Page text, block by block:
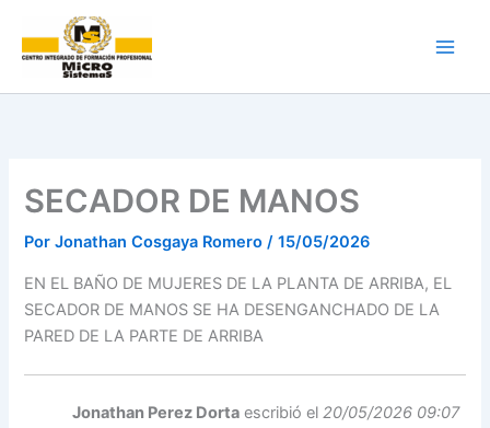
contenido
SECADOR DE MANOS
PorJonathan Cosgaya Romero/15/05/2026
EN EL BAÑO DE MUJERES DE LA PLANTA DE ARRIBA, EL
SECADOR DE MANOS SE HA DESENGANCHADO DE LA
PARED DE LA PARTE DE ARRIBA
Jonathan Perez Dorta escribió el20/05/2026 09:07